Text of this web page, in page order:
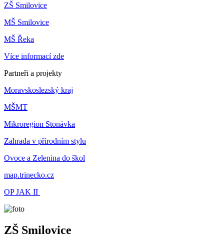
ZŠ Smilovice
MŠ Smilovice
MŠ Řeka
Více informací zde
Partneři a projekty
Moravskoslezský kraj
MŠMT
Mikroregion Stonávka
Zahrada v přírodním stylu
Ovoce a Zelenina do škol
map.trinecko.cz
OP JAK II
ZŠ Smilovice